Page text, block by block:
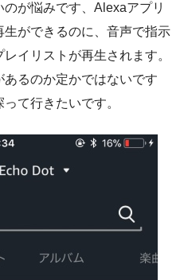
が悩みです、Alexaアプリ
ができるのに、音声で指示
イリストが再生されます。
るのか定かではないです
て行きたいです。